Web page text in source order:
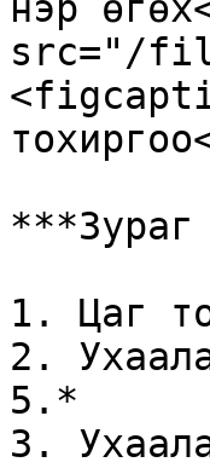
src="/
1. Цаг
2.
5.*
3.